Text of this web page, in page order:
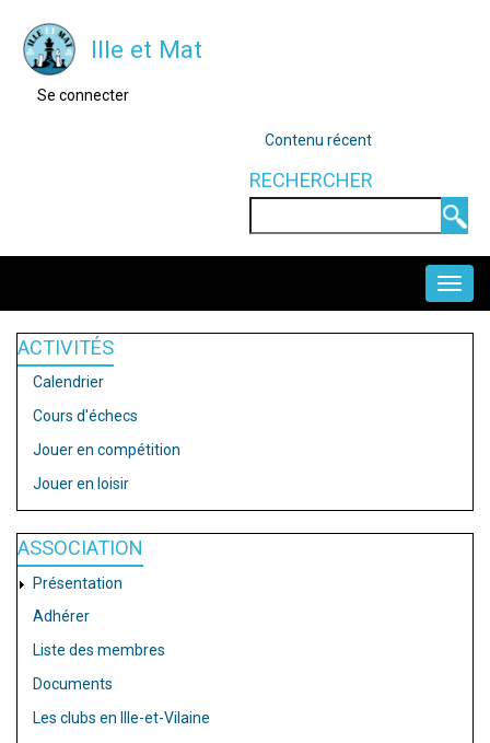
contenu
Ille et Mat
MENU
Se connecter
OUTILS
Contenu récent
RECHERCHER
ACTIVITÉS
Calendrier
Cours d'échecs
Jouer en compétition
Jouer en loisir
ASSOCIATION
Présentation
Adhérer
Liste des membres
Documents
Les clubs en Ille-et-Vilaine